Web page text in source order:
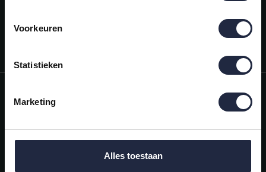
Voorkeuren
Statistieken
Marketing
Alles toestaan
Categorieën